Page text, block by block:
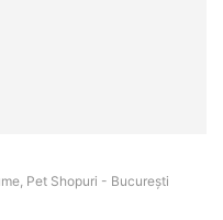
Pet Shopuri - Bucureşti